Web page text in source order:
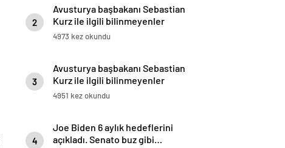
2
Avusturya başbakanı Sebastian
Kurz ile ilgili bilinmeyenler
4973 kez okundu
3
Avusturya başbakanı Sebastian
Kurz ile ilgili bilinmeyenler
4951 kez okundu
4
Joe Biden 6 aylık hedeflerini
açıkladı. Senato buz gibi…